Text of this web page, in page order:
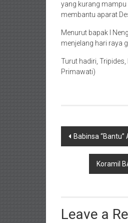
yang kurang mampu
membantu aparat
Menurut bapak I
menjelang hari raya
Turut hadiri,
Primawati)
Post
navigation
Babinsa
Koramil
Leave a